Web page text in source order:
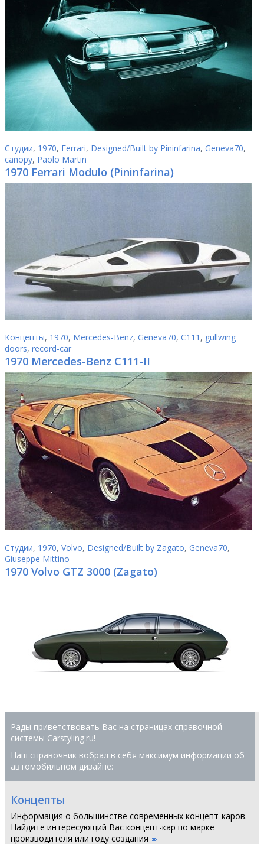
Студии, 1970, Ferrari, Designed/Built by Pininfarina, Geneva70,
canopy, Paolo Martin
1970 Ferrari Modulo (Pininfarina)
Концепты, 1970, Mercedes-Benz, Geneva70, C111 , gullwing
doors, record-car
1970 Mercedes-Benz C111-II
Студии, 1970, Volvo, Designed/Built by Zagato, Geneva70,
Giuseppe Mittino
1970 Volvo GTZ 3000 (Zagato)
Рады приветствовать Вас на страницах справочной
системы Сarstyling.ru!
Наш справочник вобрал в себя максимум информации об
автомобильном дизайне:
Концепты
Информация о большинстве современных концепт-каров.
Найдите интересующий Вас концепт-кар по марке
производителя или году создания